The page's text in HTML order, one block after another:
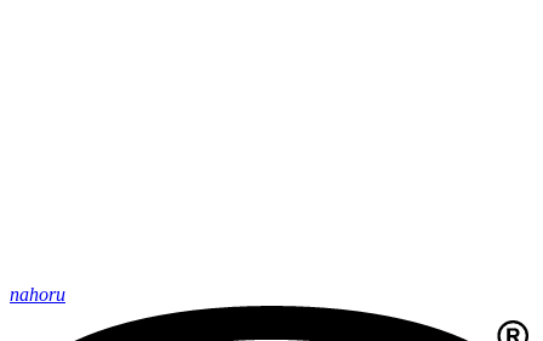
nahoru